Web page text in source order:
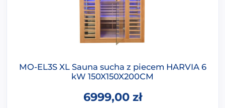
MO-EL3S XL Sauna sucha z piecem HARVIA 6
kW 150X150X200CM
6999,00 zł